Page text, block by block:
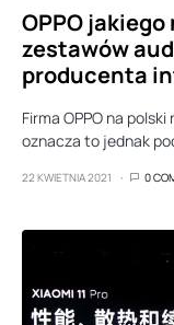
OPPO
zestawów
producenta
Firma OPPO na
oznacza to jednak
22 KWIETNIA 2021 0